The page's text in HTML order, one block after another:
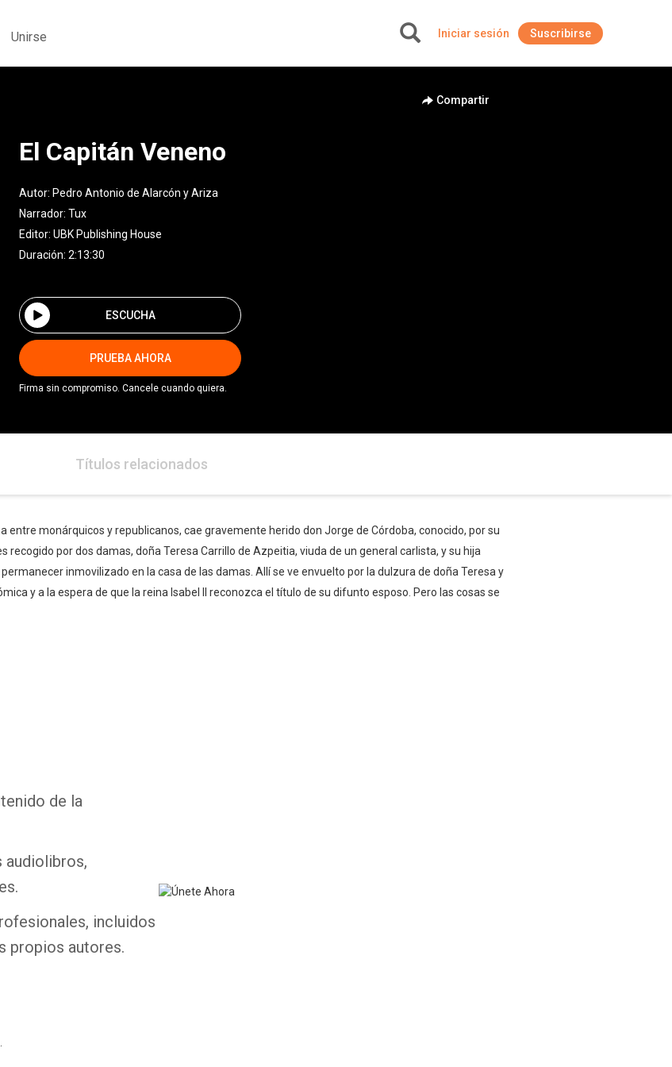
Unirse Iniciar sesión Suscribirse
Compartir
El Capitán Veneno
Autor: Pedro Antonio de Alarcón y Ariza
Narrador: Tux
Editor: UBK Publishing House
Duración: 2:13:30
ESCUCHA
PRUEBA AHORA
Firma sin compromiso. Cancele cuando quiera.
Títulos relacionados
entre monárquicos y republicanos, cae gravemente herido don Jorge de Córdoba, conocido, por su
recogido por dos damas, doña Teresa Carrillo de Azpeitia, viuda de un general carlista, y su hija
inmovilizado en la casa de las damas. Allí se ve envuelto por la dulzura de doña Teresa y
y a la espera de que la reina Isabel II reconozca el título de su difunto esposo. Pero las cosas se
de la
audiolibros,
incluidos
propios autores.